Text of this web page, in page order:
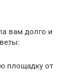
вам долго и
площадку от